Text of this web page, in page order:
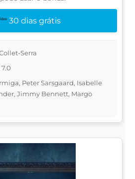
30 dias grátis
Serra
Peter Sarsgaard, Isabelle
Jimmy Bennett, Margo